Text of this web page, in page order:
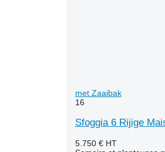
met Zaaibak
16
Sfoggia 6 Rijige
5.750 € HT